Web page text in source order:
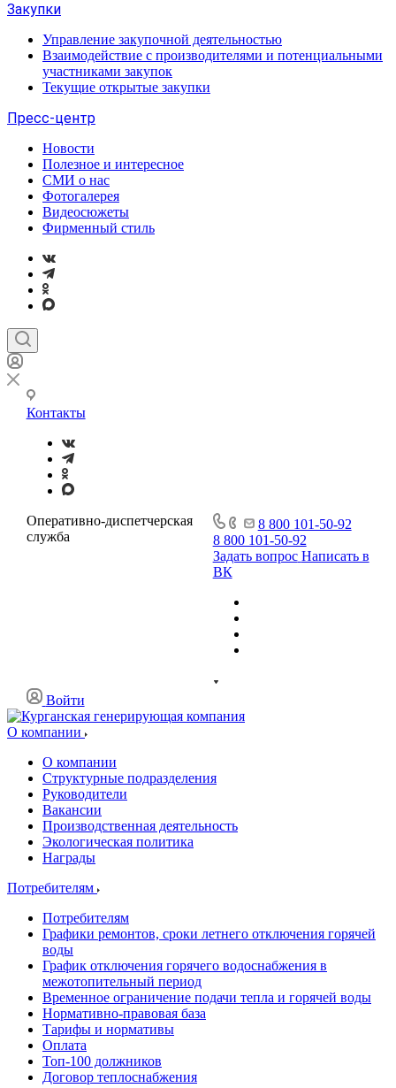
Закупки
Управление закупочной деятельностью
Взаимодействие с производителями и потенциальными
участниками закупок
Текущие открытые закупки
Пресс-центр
Новости
Полезное и интересное
СМИ о нас
Фотогалерея
Видеосюжеты
Фирменный стиль
Контакты
Оперативно-диспетчерская
служба
8 800 101-50-92
8 800 101-50-92
Задать вопрос Написать в
ВК
Войти
О компании
О компании
Структурные подразделения
Руководители
Вакансии
Производственная деятельность
Экологическая политика
Награды
Потребителям
Потребителям
Графики ремонтов, сроки летнего отключения горячей
воды
График отключения горячего водоснабжения в
межотопительный период
Временное ограничение подачи тепла и горячей воды
Нормативно-правовая база
Тарифы и нормативы
Оплата
Топ-100 должников
Договор теплоснабжения